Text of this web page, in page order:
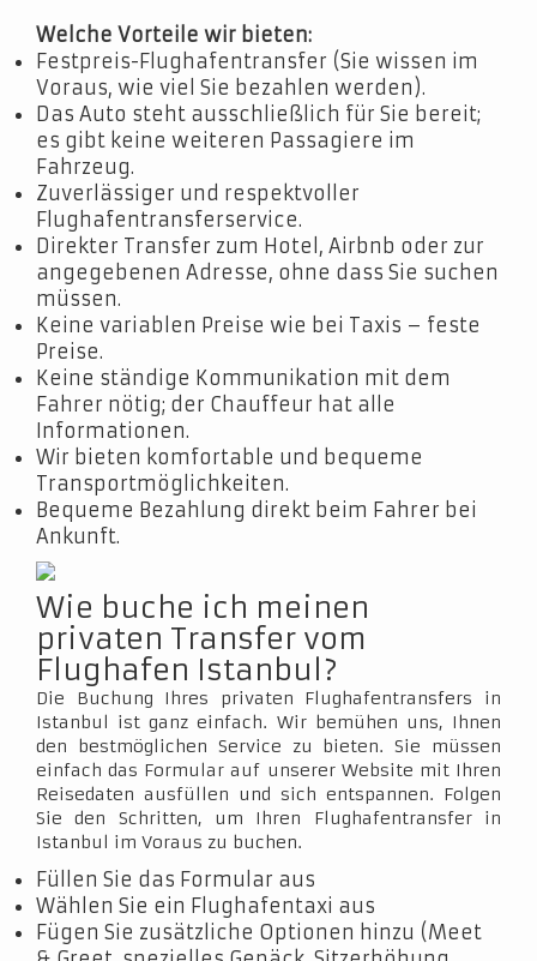
Welche Vorteile wir bieten:
Festpreis-Flughafentransfer (Sie wissen im
Voraus, wie viel Sie bezahlen werden).
Das Auto steht ausschließlich für Sie bereit;
es gibt keine weiteren Passagiere im
Fahrzeug.
Zuverlässiger und respektvoller
Flughafentransferservice.
Direkter Transfer zum Hotel, Airbnb oder zur
angegebenen Adresse, ohne dass Sie suchen
müssen.
Keine variablen Preise wie bei Taxis – feste
Preise.
Keine ständige Kommunikation mit dem
Fahrer nötig; der Chauffeur hat alle
Informationen.
Wir bieten komfortable und bequeme
Transportmöglichkeiten.
Bequeme Bezahlung direkt beim Fahrer bei
Ankunft.
Wie buche ich meinen
privaten Transfer vom
Flughafen Istanbul?
Die Buchung Ihres privaten Flughafentransfers in
Istanbul ist ganz einfach. Wir bemühen uns, Ihnen
den bestmöglichen Service zu bieten. Sie müssen
einfach das Formular auf unserer Website mit Ihren
Reisedaten ausfüllen und sich entspannen. Folgen
Sie den Schritten, um Ihren Flughafentransfer in
Istanbul im Voraus zu buchen.
Füllen Sie das Formular aus
Wählen Sie ein Flughafentaxi aus
Fügen Sie zusätzliche Optionen hinzu (Meet